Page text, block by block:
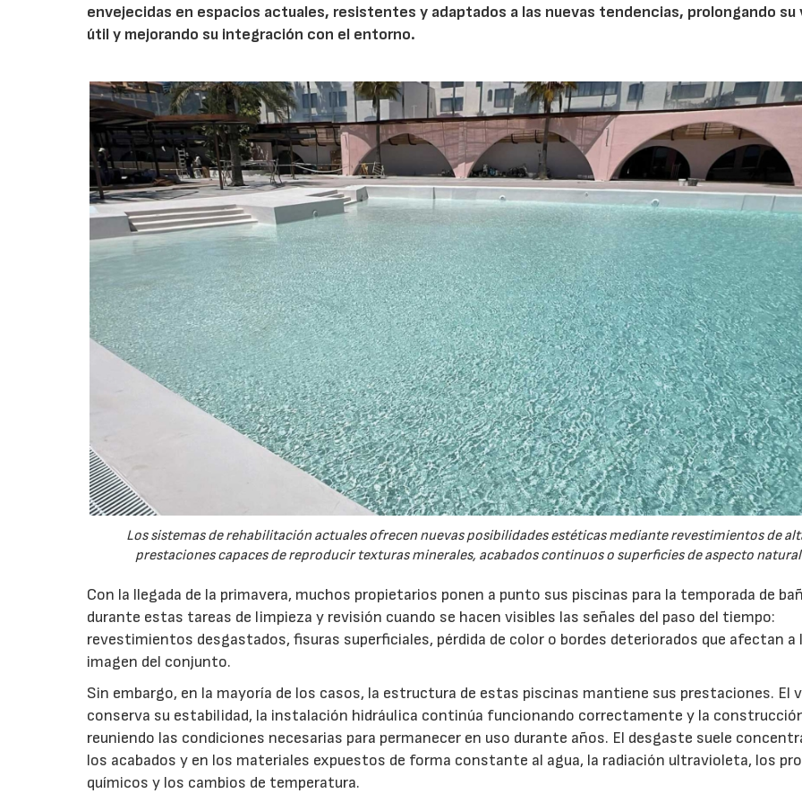
envejecidas en espacios actuales, resistentes y adaptados a las nuevas tendencias, prolongando su
útil y mejorando su integración con el entorno.
Los sistemas de rehabilitación actuales ofrecen nuevas posibilidades estéticas mediante revestimientos de
prestaciones capaces de reproducir texturas minerales, acabados continuos o superficies de aspecto
Con la llegada de la primavera, muchos propietarios ponen a punto sus piscinas para la temporada de
durante estas tareas de limpieza y revisión cuando se hacen visibles las señales del paso del tiempo:
revestimientos desgastados, fisuras superficiales, pérdida de color o bordes deteriorados que afectan a
imagen del conjunto.
Sin embargo, en la mayoría de los casos, la estructura de estas piscinas mantiene sus prestaciones. El
conserva su estabilidad, la instalación hidráulica continúa funcionando correctamente y la
reuniendo las condiciones necesarias para permanecer en uso durante años. El desgaste suele
los acabados y en los materiales expuestos de forma constante al agua, la radiación ultravioleta, los
químicos y los cambios de temperatura.